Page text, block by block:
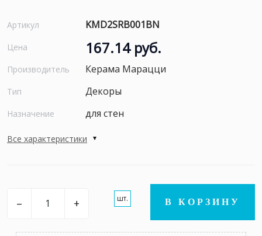
Артикул KMD2SRB001BN
Цена 167.14 руб.
Производитель Керама Марацци
Тип Декоры
Назначение для стен
Все характеристики
– + шт. В КОРЗИНУ